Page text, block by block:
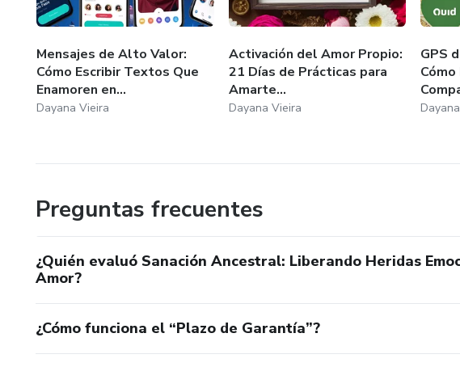
Mensajes de Alto Valor:
Cómo Escribir Textos Que
Enamoren en...
Dayana Vieira
Activación del Amor Propio:
21 Días de Prácticas para
Amarte...
Dayana Vieira
GPS
Preguntas frecuentes
¿Quién evaluó Sanación Ancestral: Liberando Heridas
Amor?
¿Cómo funciona el “Plazo de Garantía”?